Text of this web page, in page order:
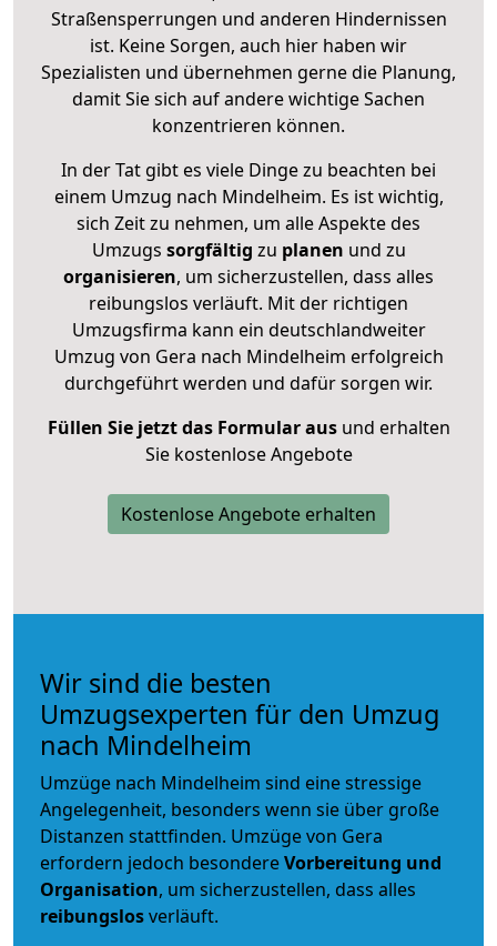
Straßensperrungen und anderen Hindernissen
ist. Keine Sorgen, auch hier haben wir
Spezialisten und übernehmen gerne die Planung,
damit Sie sich auf andere wichtige Sachen
konzentrieren können.
In der Tat gibt es viele Dinge zu beachten bei
einem Umzug nach Mindelheim. Es ist wichtig,
sich Zeit zu nehmen, um alle Aspekte des
Umzugs sorgfältig zu planen und zu
organisieren, um sicherzustellen, dass alles
reibungslos verläuft. Mit der richtigen
Umzugsfirma kann ein deutschlandweiter
Umzug von Gera nach Mindelheim erfolgreich
durchgeführt werden und dafür sorgen wir.
Füllen Sie jetzt das Formular ausund erhalten
Sie kostenlose Angebote
Kostenlose Angebote erhalten
Wir sind die besten
Umzugsexperten für den Umzug
nach Mindelheim
Umzüge nach Mindelheim sind eine stressige
Angelegenheit, besonders wenn sie über große
Distanzen stattfinden. Umzüge von Gera
erfordern jedoch besondereVorbereitung und
Organisation, um sicherzustellen, dass alles
reibungslosverläuft.